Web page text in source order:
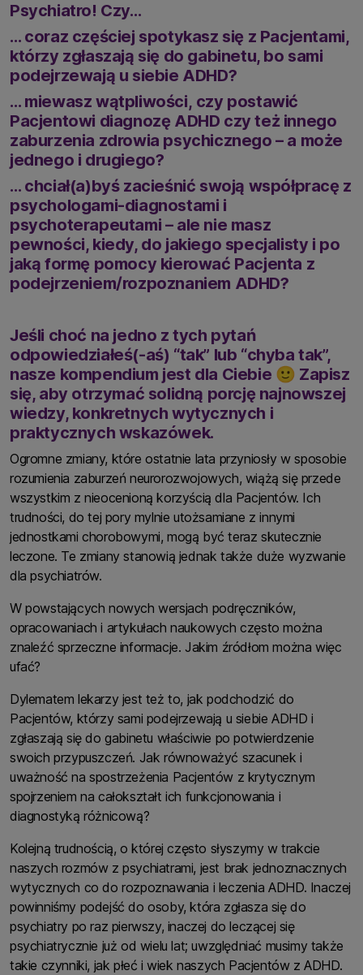
Psychiatro! Czy…
… coraz częściej spotykasz się z Pacjentami,
którzy zgłaszają się do gabinetu, bo sami
podejrzewają u siebie ADHD?
… miewasz wątpliwości, czy postawić
Pacjentowi diagnozę ADHD czy też innego
zaburzenia zdrowia psychicznego – a może
jednego i drugiego?
… chciał(a)byś zacieśnić swoją współpracę z
psychologami-diagnostami i
psychoterapeutami – ale nie masz
pewności, kiedy, do jakiego specjalisty i po
jaką formę pomocy kierować Pacjenta z
podejrzeniem/rozpoznaniem ADHD?
Jeśli choć na jedno z tych pytań
odpowiedziałeś(-aś) “tak” lub “chyba tak”,
nasze kompendium jest dla Ciebie 🙂 Zapisz
się, aby otrzymać solidną porcję najnowszej
wiedzy, konkretnych wytycznych i
praktycznych wskazówek.
Ogromne zmiany, które ostatnie lata przyniosły w sposobie
rozumienia zaburzeń neurorozwojowych, wiążą się przede
wszystkim z nieocenioną korzyścią dla Pacjentów. Ich
trudności, do tej pory mylnie utożsamiane z innymi
jednostkami chorobowymi, mogą być teraz skutecznie
leczone. Te zmiany stanowią jednak także duże wyzwanie
dla psychiatrów.
W powstających nowych wersjach podręczników,
opracowaniach i artykułach naukowych często można
znaleźć sprzeczne informacje. Jakim źródłom można więc
ufać?
Dylematem lekarzy jest też to, jak podchodzić do
Pacjentów, którzy sami podejrzewają u siebie ADHD i
zgłaszają się do gabinetu właściwie po potwierdzenie
swoich przypuszczeń. Jak równoważyć szacunek i
uważność na spostrzeżenia Pacjentów z krytycznym
spojrzeniem na całokształt ich funkcjonowania i
diagnostyką różnicową?
Kolejną trudnością, o której często słyszymy w trakcie
naszych rozmów z psychiatrami, jest brak jednoznacznych
wytycznych co do rozpoznawania i leczenia ADHD. Inaczej
powinniśmy podejść do osoby, która zgłasza się do
psychiatry po raz pierwszy, inaczej do leczącej się
psychiatrycznie już od wielu lat; uwzględniać musimy także
takie czynniki, jak płeć i wiek naszych Pacjentów z ADHD.